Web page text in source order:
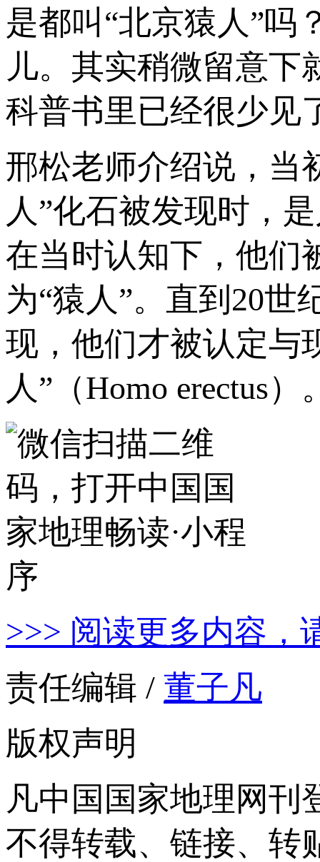
是都叫“北京猿人”吗
儿。其实稍微留意下
科普书里已经很少见
邢松老师介绍说，当
人”化石被发现时，
在当时认知下，他们
为“猿人”。直到20世
现，他们才被认定与
人”（Homo erectus）
>>> 阅读更多内容，
责任编辑 / 董子凡
版权声明
凡中国国家地理网刊
不得转载、链接、转